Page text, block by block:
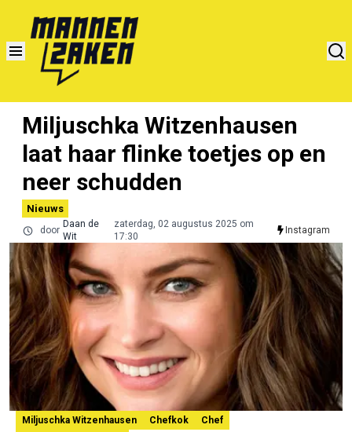
Miljuschka Witzenhausen
laat haar flinke toetjes op en
neer schudden
Nieuws
door
Daan de
Wit
zaterdag, 02 augustus 2025 om
17:30
Instagram
Miljuschka Witzenhausen Chefkok
Chef